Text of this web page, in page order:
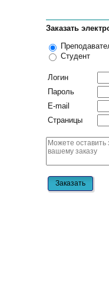
Заказать
Студент
Логин
Пароль
E-mail
Страницы